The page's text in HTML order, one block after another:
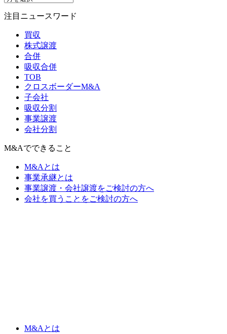
注目ニュースワード
買収
株式譲渡
合併
吸収合併
TOB
クロスボーダーM&A
子会社
吸収分割
事業譲渡
会社分割
M&Aでできること
M&Aとは
事業承継とは
事業譲渡・会社譲渡をご検討の方へ
会社を買うことをご検討の方へ
M&Aとは